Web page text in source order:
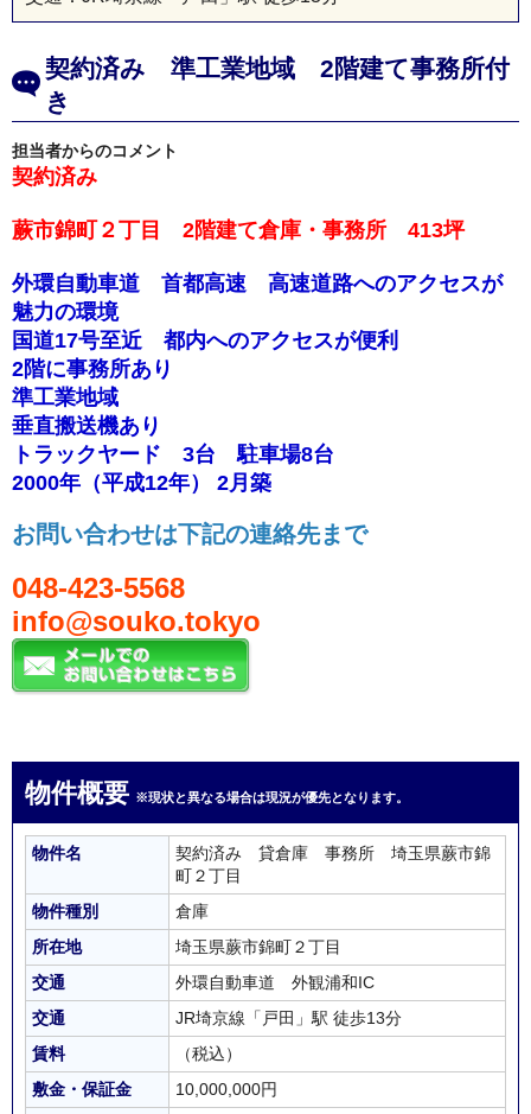
契約済み 準工業地域 2階建て事務所付
き
担当者からのコメント
契約済み
蕨市錦町２丁目 2階建て倉庫・事務所 413坪
外環自動車道 首都高速 高速道路へのアクセスが
魅力の環境
国道17号至近 都内へのアクセスが便利
2階に事務所あり
準工業地域
垂直搬送機あり
トラックヤード 3台 駐車場8台
2000年（平成12年） 2月築
お問い合わせは下記の連絡先まで
048-423-5568
info@souko.tokyo
物件概要 ※現状と異なる場合は現況が優先となります。
物件名
契約済み 貸倉庫 事務所 埼玉県蕨市錦
町２丁目
物件種別
倉庫
所在地
埼玉県蕨市錦町２丁目
交通
外環自動車道 外観浦和IC
交通
JR埼京線「戸田」駅 徒歩13分
賃料
（税込）
敷金・保証金
10,000,000円